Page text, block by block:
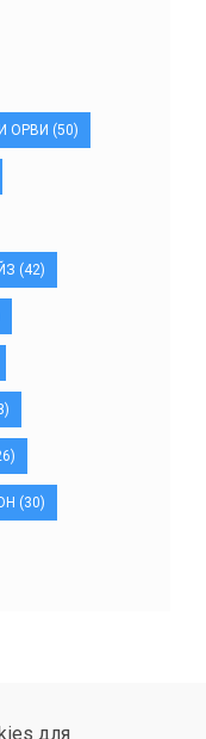
ОРВИ (50)
(42)
(30)
для